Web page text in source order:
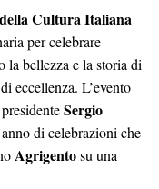
Cultura Italiana
per celebrare
la bellezza e la storia di
eccellenza. L’evento
Sergio
di celebrazioni che
Agrigentosu una